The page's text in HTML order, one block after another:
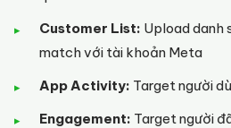
Customer List: Upload danh
match với tài khoản Meta
App Activity: Target người
Engagement: Target người